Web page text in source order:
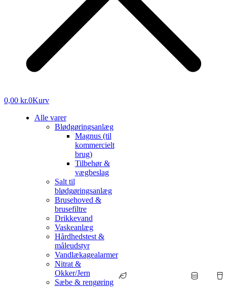
0,00 kr.0Kurv
Alle varer
Blødgøringsanlæg
Magnus (til
kommercielt
brug)
Tilbehør &
vægbeslag
Salt til
blødgøringsanlæg
Brusehoved &
brusefiltre
Drikkevand
Vaskeanlæg
Hårdhedstest &
måleudstyr
Vandlækagealarmer
Nitrat &
Okker/Jern
Sæbe & rengøring